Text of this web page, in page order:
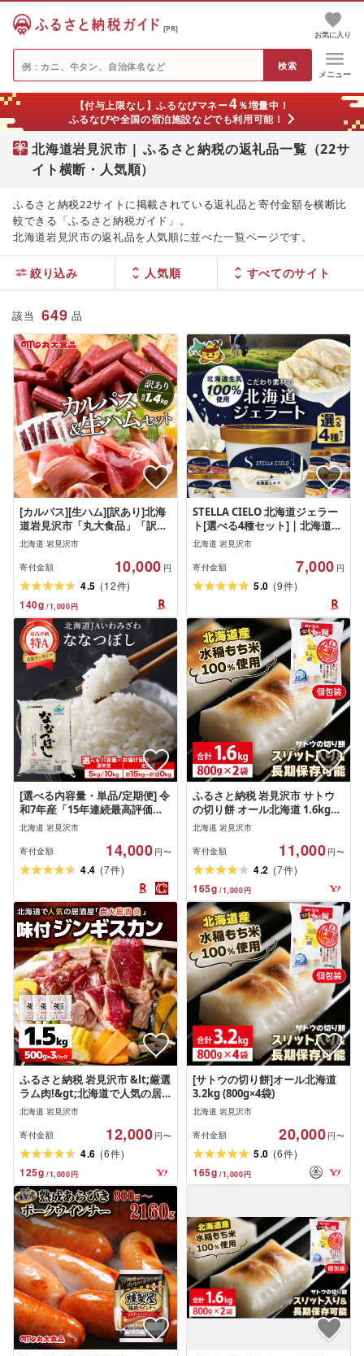
[PR]
お気に入り
メニュー
【付与上限なし】ふるなびマネー4％増量中！
ふるなびや全国の宿泊施設などでも利用可能！
北海道岩見沢市 | ふるさと納税の返礼品一覧（22サ
イト横断・人気順）
ふるさと納税22サイトに掲載されている返礼品と寄付金額を横断比
較できる「ふるさと納税ガイド」。
北海道岩見沢市の返礼品を人気順に並べた一覧ページです。
絞り込み 人気順
該当 649 品
[カルパス][生ハム][訳あり]北海
道岩見沢市「丸大食品」「訳ア
リ・不揃い・規格外」カルパス
と生ハムセット1.4kg | 肉 ハム
切り落とし おつまみ 規格外 訳
あり品 訳アリ 食品 家庭用
北海道 岩見沢市
寄付金額 10,000 円
4.5 (12件)
140g /1,000円
STELLA CIELO 北海道ジェラー
ト[選べる4種セット] | 北海道ミ
ルク 北海道クリームチーズ 北
海道産十勝あずき 北海道とうも
ろこし ラベンダー 北海道恵比
寿かぼちゃ チョコラータ 北海
道赤肉メロン 北海道ハスカップ
北海道 岩見沢市
寄付金額 7,000 円
5.0 (9件)
[選べる内容量・単品/定期便] 令
和7年産「15年連続最高評価特A
獲得」岩見沢米「ななつぼし」
北海道一の米処“岩見沢"の自信
作![5kg・10kg・15kg・20kg・
25kg・30kg・50kg]|お米 精米
岩見沢市 小分け JAいわみざわ
北海道 岩見沢市
寄付金額 14,000 円〜
4.4 (7件)
ふるさと納税 岩見沢市 サトウ
の切り餅 オール北海道 1.6kg
(800g×2袋)
北海道 岩見沢市
寄付金額 11,000 円〜
4.2 (7件)
165g /1,000円
ふるさと納税 岩見沢市 &lt;厳選
ラム肉!&gt;北海道で人気の居
酒屋『炭火居酒屋 炎』の味付ジ
ンギスカン 1.5kg
北海道 岩見沢市
寄付金額 12,000 円〜
4.6 (6件)
125g /1,000円
[サトウの切り餅]オール北海道
3.2kg (800g×4袋)
北海道 岩見沢市
寄付金額 20,000 円〜
5.0 (6件)
165g /1,000円